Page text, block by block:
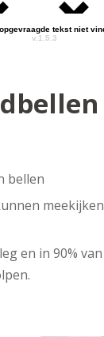
bellen
en in 90% van